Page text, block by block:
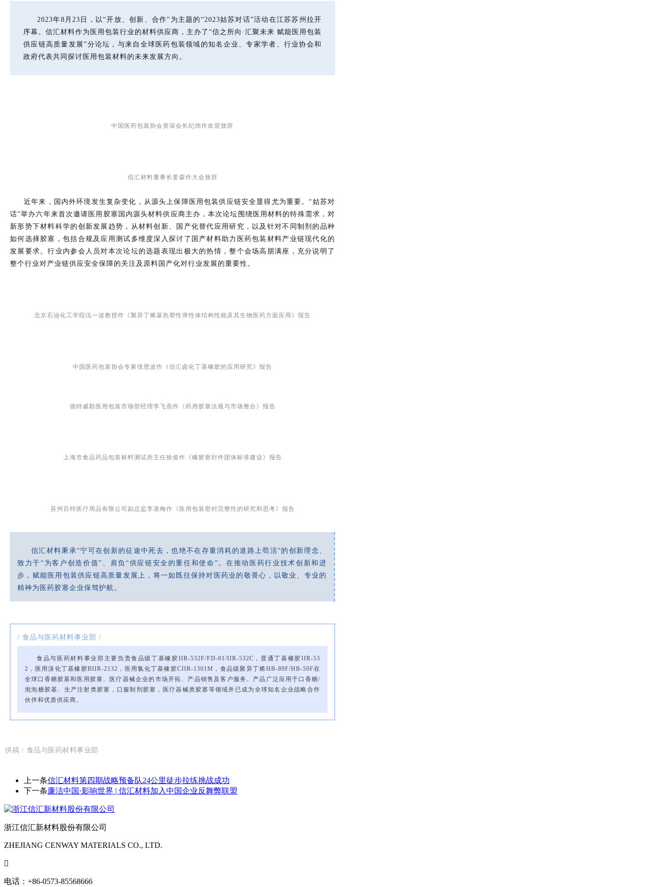
2023年8月23日，以“开放、创新、合作”为主题的“2023姑苏对话”活动在江苏苏州拉开
序幕。信汇材料作为医用包装行业的材料供应商，主办了“信之所向·汇聚未来 赋能医用包装
供应链高质量发展”分论坛，与来自全球医药包装领域的知名企业、专家学者、行业协会和
政府代表共同探讨医用包装材料的未来发展方向。
中国医药包装协会资深会长纪炜作欢迎致辞
信汇材料董事长姜森作大会致辞
近年来，国内外环境发生复杂变化，从源头上保障医用包装供应链安全显得尤为重要。“姑苏对
话”举办六年来首次邀请医用胶塞国内源头材料供应商主办，本次论坛围绕医用材料的特殊需求，对
新形势下材料科学的创新发展趋势，从材料创新、国产化替代应用研究，以及针对不同制剂的品种
如何选择胶塞，包括合规及应用测试多维度深入探讨了国产材料助力医药包装材料产业链现代化的
发展要求。行业内参会人员对本次论坛的选题表现出极大的热情，整个会场高朋满座，充分说明了
整个行业对产业链供应安全保障的关注及原料国产化对行业发展的重要性。
北京石油化工学院伍一波教授作《聚异丁烯基热塑性弹性体结构性能及其生物医药方面应用》报告
中国医药包装协会专家张恩波作《信汇卤化丁基橡胶的应用研究》报告
德特威勒医用包装市场部经理李飞燕作《药用胶塞法规与市场整合》报告
上海市食品药品包装材料测试所主任徐俊作《橡胶密封件团体标准建设》报告
苏州百特医疗用品有限公司副总监李凌梅作《医用包装密封完整性的研究和思考》报告
信汇材料秉承“宁可在创新的征途中死去，也绝不在存量消耗的道路上苟活”的创新理念、
致力于“为客户创造价值”、肩负“供应链安全的重任和使命”。在推动医药行业技术创新和进
步，赋能医用包装供应链高质量发展上，将一如既往保持对医药业的敬畏心，以敬业、专业的
精神为医药胶塞企业保驾护航。
/ 食品与医药材料事业部 /
食品与医药材料事业部主要负责食品级丁基橡胶IIR-532F/FD-01/IIR-532C，普通丁基橡胶IIR-53
2，医用溴化丁基橡胶BIIR-2132，医用氯化丁基橡胶CIIR-1301M，食品级聚异丁烯HB-80F/HB-50F在
全球口香糖胶基和医用胶塞、医疗器械企业的市场开拓、产品销售及客户服务。产品广泛应用于口香糖/
泡泡糖胶基、生产注射类胶塞，口服制剂胶塞，医疗器械类胶塞等领域并已成为全球知名企业战略合作
伙伴和优质供应商。
供稿：食品与医药材料事业部
上一条信汇材料第四期战略预备队24公里徒步拉练挑战成功
下一条廉洁中国·影响世界 | 信汇材料加入中国企业反舞弊联盟
浙江信汇新材料股份有限公司
ZHEJIANG CENWAY MATERIALS CO., LTD.

电话：+86-0573-85568666